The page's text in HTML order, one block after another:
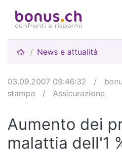
News e attualità
03.09.2007 09:46:32 /
stampa
/ Assicurazione
Aumento dei
malattia dell'1